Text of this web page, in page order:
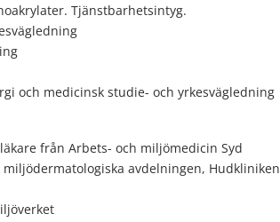
Tjänstbarhetsintyg.
och medicinsk studie- och yrkesvägledning
från Arbets- och miljömedicin Syd
avdelningen, Hudkliniken